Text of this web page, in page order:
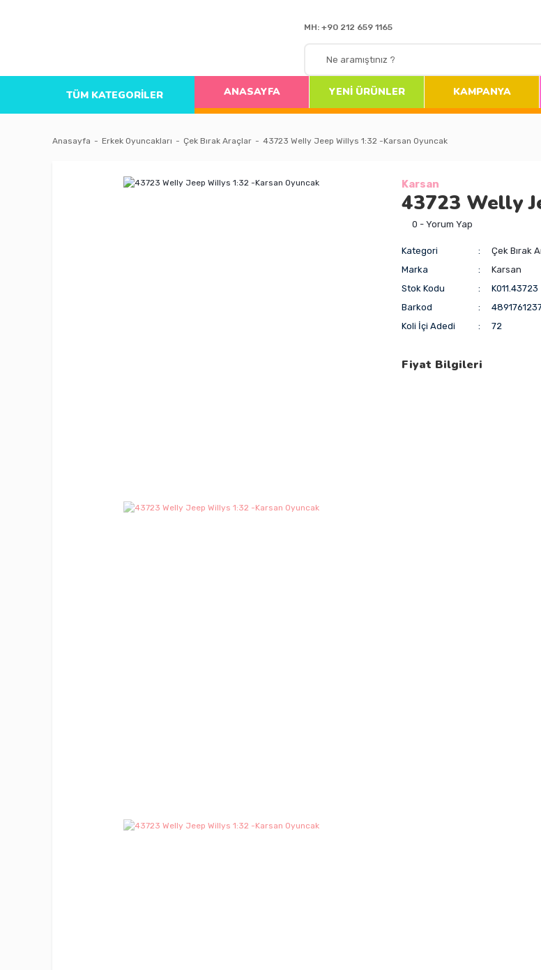
MH: +90 212 659 1165
TÜM KATEGORİLER ANASAYFA YENİ ÜRÜNLER KAMPANYA
Anasayfa Erkek Oyuncakları Çek Bırak Araçlar 43723 Welly Jeep Willys 1:32 -Karsan Oyuncak
Karsan
43723 Welly
0 - Yorum Yap
Kategori
Çek Bırak
Marka
Karsan
Stok Kodu
K011.43723
Barkod
Koli İçi Adedi
72
Fiyat Bilgileri